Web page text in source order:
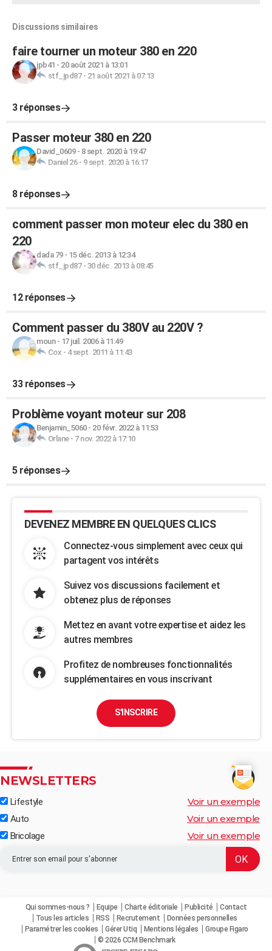
Discussions similaires
faire tourner un moteur 380 en 220
jpb41 - 20 août 2021 à 13:01
stf_jpd87- 21 août 2021 à 07:13
3 réponses
Passer moteur 380 en 220
David_0609- 8 sept. 2020 à 19:47
Daniel 26- 9 sept. 2020 à 16:17
8 réponses
comment passer mon moteur elec du 380 en
220
dada 79- 15 déc. 2013 à 12:34
stf_jpd87- 30 déc. 2013 à 08:45
12 réponses
Comment passer du 380V au 220V ?
moun- 17 juil. 2006 à 11:49
Cox - 4 sept. 2011 à 11:43
33 réponses
Problème voyant moteur sur 208
Benjamin_5060- 20 févr. 2022 à 11:53
Orlane- 7 nov. 2022 à 17:10
5 réponses
DEVENEZ MEMBRE EN QUELQUES CLICS
Connectez-vous simplement avec ceux qui
partagent vos intérêts
Suivez vos discussions facilement et
obtenez plus de réponses
Mettez en avant votre expertise et aidez les
autres membres
Profitez de nombreuses fonctionnalités
supplémentaires en vous inscrivant
S'INSCRIRE
NEWSLETTERS
Lifestyle Voir un exemple
Auto Voir un exemple
Bricolage Voir un exemple
Qui sommes-nous ? Equipe Charte éditoriale Publicité
Contact
Tous les articles
RSS Recrutement
Données personnelles
Paramétrer les cookies
Gérer Utiq Mentions légales
Groupe Figaro
© 2026 CCM Benchmark